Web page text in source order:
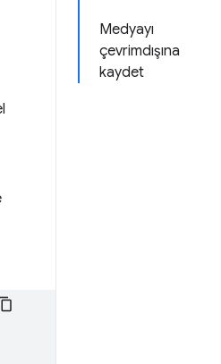
Medyayı
çevrimdışına
kaydet